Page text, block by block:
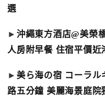
選
► 沖繩東方酒店@美榮
人房附早餐 住宿平價近
► 美ら海の宿 コーラル
路五分鐘 美麗海景庭院